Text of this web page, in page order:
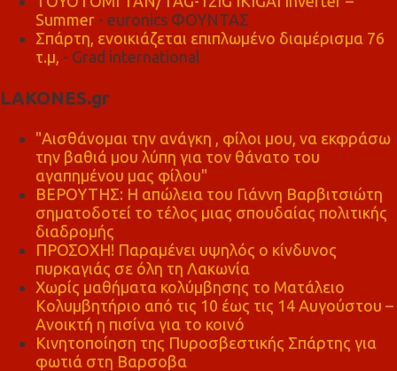
Summer - euronics ΦΟΥΝΤΑΣ
Σπάρτη, ενοικιάζεται επιπλωμένο διαμέρισμα 76
τ.μ, - Grad international
LAKONES.gr
"Αισθάνομαι την ανάγκη , φίλοι μου, να εκφράσω
την βαθιά μου λύπη για τον θάνατο του
αγαπημένου μας φίλου"
ΒΕΡΟΥΤΗΣ: Η απώλεια του Γιάννη Βαρβιτσιώτη
σηματοδοτεί το τέλος μιας σπουδαίας πολιτικής
διαδρομής
ΠΡΟΣΟΧΗ! Παραμένει υψηλός ο κίνδυνος
πυρκαγιάς σε όλη τη Λακωνία
Χωρίς μαθήματα κολύμβησης το Ματάλειο
Κολυμβητήριο από τις 10 έως τις 14 Αυγούστου –
Ανοικτή η πισίνα για το κοινό
Κινητοποίηση της Πυροσβεστικής Σπάρτης για
φωτιά στη Βαρσοβα